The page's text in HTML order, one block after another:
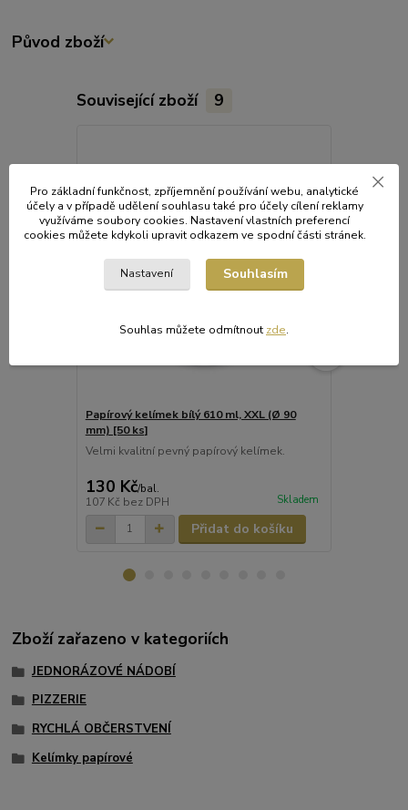
Původ zboží
Související zboží 9
Papírový kelímek bílý 610 ml, XXL (Ø 90
mm) [50 ks]
Velmi kvalitní pevný papírový kelímek.
130 Kč/bal.
107 Kč bez DPH Skladem
Přidat do košíku
Zboží zařazeno v kategoriích
JEDNORÁZOVÉ NÁDOBÍ
PIZZERIE
RYCHLÁ OBČERSTVENÍ
Kelímky papírové
Pro základní funkčnost, zpříjemnění používání webu, analytické
účely a v případě udělení souhlasu také pro účely cílení reklamy
využíváme soubory cookies. Nastavení vlastních preferencí
cookies můžete kdykoli upravit odkazem ve spodní části stránek.
Nastavení Souhlasím
Souhlas můžete odmítnout zde.